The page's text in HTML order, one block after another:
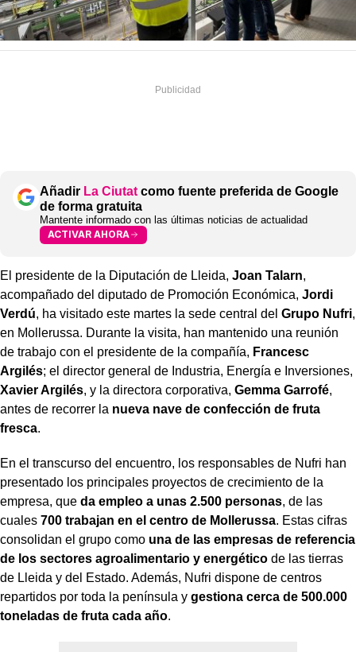
Añadir La Ciutat como fuente preferida de Google
de forma gratuita
Mantente informado con las últimas noticias de actualidad
ACTIVAR AHORA
El presidente de la Diputación de Lleida, Joan Talarn,
acompañado del diputado de Promoción Económica, Jordi
Verdú, ha visitado este martes la sede central del Grupo Nufri,
en Mollerussa. Durante la visita, han mantenido una reunión
de trabajo con el presidente de la compañía, Francesc
Argilés; el director general de Industria, Energía e Inversiones,
Xavier Argilés, y la directora corporativa, Gemma Garrofé,
antes de recorrer la nueva nave de confección de fruta
fresca.
En el transcurso del encuentro, los responsables de Nufri han
presentado los principales proyectos de crecimiento de la
empresa, que da empleo a unas 2.500 personas, de las
cuales 700 trabajan en el centro de Mollerussa. Estas cifras
consolidan el grupo como una de las empresas de referencia
de los sectores agroalimentario y energético de las tierras
de Lleida y del Estado. Además, Nufri dispone de centros
repartidos por toda la península y gestiona cerca de 500.000
toneladas de fruta cada año.